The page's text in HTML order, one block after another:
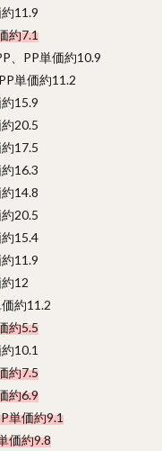
11.9
約7.1
、PP単価約10.9
単価約11.2
15.9
20.5
17.5
16.3
14.8
20.5
15.4
11.9
12
約11.2
約5.5
10.1
約7.5
約6.9
単価約9.1
価約9.8